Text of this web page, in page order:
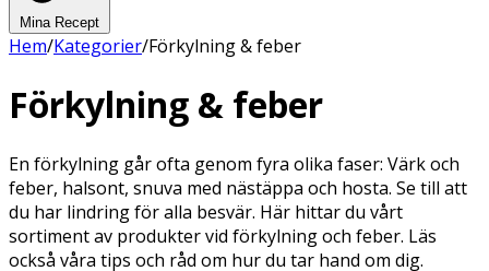
Mina Recept
Hem/Kategorier/Förkylning & feber
Förkylning & feber
En förkylning går ofta genom fyra olika faser: Värk och
feber, halsont, snuva med nästäppa och hosta. Se till att
du har lindring för alla besvär. Här hittar du vårt
sortiment av produkter vid förkylning och feber. Läs
också våra tips och råd om hur du tar hand om dig.